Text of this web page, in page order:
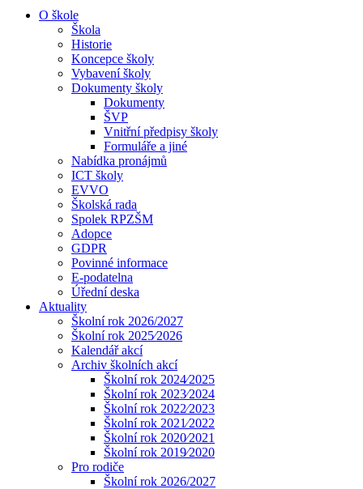
O škole
Škola
Historie
Koncepce školy
Vybavení školy
Dokumenty školy
Dokumenty
ŠVP
Vnitřní předpisy školy
Formuláře a jiné
Nabídka pronájmů
ICT školy
EVVO
Školská rada
Spolek RPZŠM
Adopce
GDPR
Povinné informace
E-podatelna
Úřední deska
Aktuality
Školní rok 2026/2027
Školní rok 2025⁄2026
Kalendář akcí
Archiv školních akcí
Školní rok 2024⁄2025
Školní rok 2023⁄2024
Školní rok 2022⁄2023
Školní rok 2021⁄2022
Školní rok 2020⁄2021
Školní rok 2019⁄2020
Pro rodiče
Školní rok 2026/2027